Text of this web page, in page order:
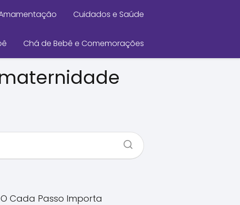
Cuidados e Saúde
Chá de Bebê e Comemorações
Cada Passo Importa